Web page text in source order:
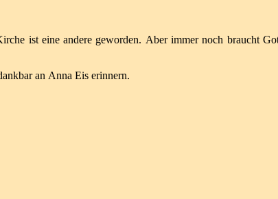
ist eineandere geworden. Aber immer noch braucht
an Anna Eis erinnern.